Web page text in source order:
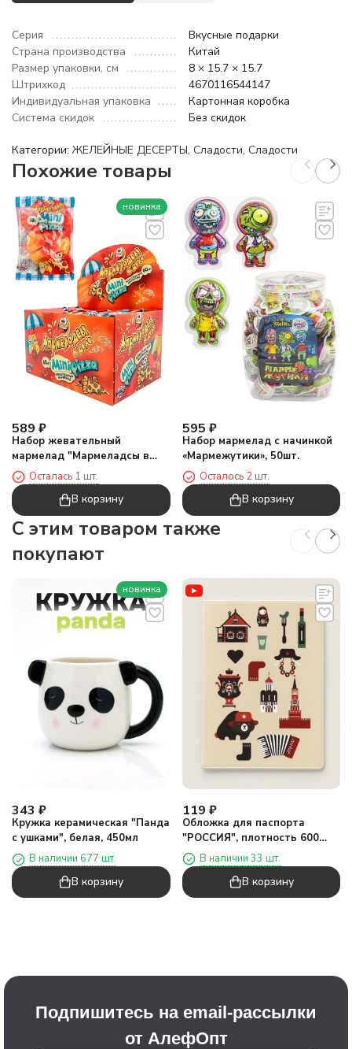
Серия
Вкусные подарки
Страна производства
Китай
Размер упаковки, см
8 × 15.7 × 15.7
Штрихкод
4670116544147
Индивидуальная упаковка
Картонная коробка
Система скидок
Без скидок
Категории: ЖЕЛЕЙНЫЕ ДЕСЕРТЫ, Сладости, Сладости
Похожие товары
новинка
589 ₽
Набор жевательный
мармелад "Мармеладсы в
деле мини ПИЦЦА", 60шт
Осталась 1 шт.
В корзину
595 ₽
Набор мармелад с начинкой
«Мармежутики», 50шт.
Осталось 2 шт.
В корзину
C этим товаром также
покупают
новинка
343 ₽
Кружка керамическая "Панда
с ушками", белая, 450мл
В наличии 677 шт.
В корзину
119 ₽
Обложка для паспорта
"РОССИЯ", плотность 600
мкмВ наличии 33 шт.
В корзину
Подпишитесь на email-рассылки
от АлефОпт